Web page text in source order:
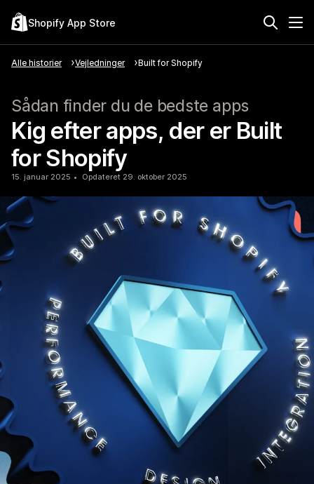
Shopify App Store
Alle historier Vejledninger Built for Shopify
Sådan finder du de bedste apps
Kig efter apps, der er Built
for Shopify
15. januar 2025 Opdateret 29. oktober 2025